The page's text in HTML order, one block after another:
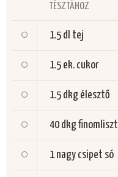
TÉSZTÁHOZ
1.5 dl tej
1.5 ek. cukor
1.5 dkg élesztő
40 dkgfinomliszt
1 nagy csipet só